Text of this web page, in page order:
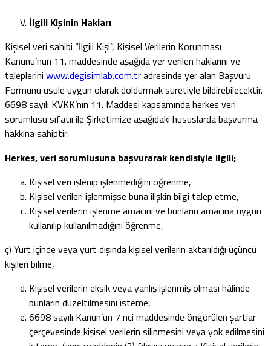
İlgili Kişinin Hakları
Kişisel veri sahibi “İlgili Kişi”, Kişisel Verilerin Korunması
Kanunu’nun 11. maddesinde aşağıda yer verilen haklarını ve
taleplerini www.degisimlab.com.tradresinde yer alan Başvuru
Formunu usule uygun olarak doldurmak suretiyle bildirebilecektir.
6698 sayılı KVKK’nın 11. Maddesi kapsamında herkes veri
sorumlusu sıfatıı ile Şirketimize aşağıdaki hususlarda başvurma
hakkına sahiptir:
Herkes, veri sorumlusuna başvurarak kendisiyle ilgili;
Kişisel veri işlenip işlenmediğini öğrenme,
Kişisel verileri işlenmişse buna ilişkin bilgi talep etme,
Kişisel verilerin işlenme amacını ve bunların amacına uygun
kullanılıp kullanılmadığını öğrenme,
ç) Yurt içinde veya yurt dışında kişisel verilerin aktarıldığı üçüncü
kişileri bilme,
Kişisel verilerin eksik veya yanlış işlenmiş olması hâlinde
bunların düzeltilmesini isteme,
6698 sayılı Kanun’un 7 nci maddesinde öngörülen şartlar
çerçevesinde kişisel verilerin silinmesini veya yok edilmesini